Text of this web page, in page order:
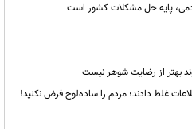
پایه حل مشکلات کشور است
بهتر از رضایت شوهر نیست
غلط دادند؛ مردم را ساده‌لوح فرض نکنید!